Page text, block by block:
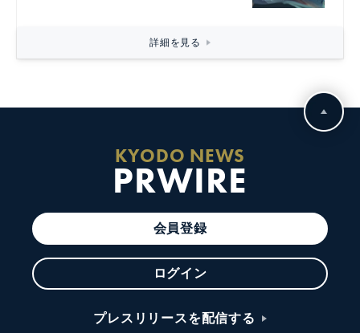
詳細を見る
KYODO NEWS
PRWIRE
会員登録
ログイン
プレスリリースを配信する